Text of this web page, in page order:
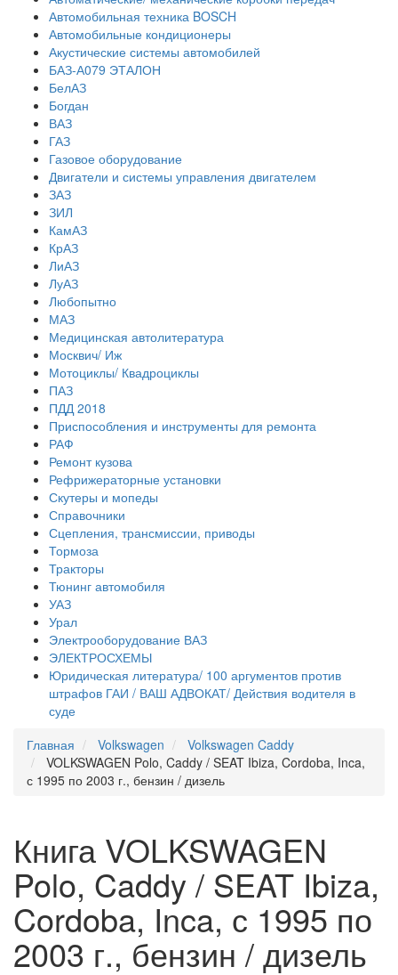
Автомобильная техника BOSCH
Автомобильные кондиционеры
Акустические системы автомобилей
БАЗ-А079 ЭТАЛОН
БелАЗ
Богдан
ВАЗ
ГАЗ
Газовое оборудование
Двигатели и системы управления двигателем
ЗАЗ
ЗИЛ
КамАЗ
КрАЗ
ЛиАЗ
ЛуАЗ
Любопытно
МАЗ
Медицинская автолитература
Москвич/ Иж
Мотоциклы/ Квадроциклы
ПАЗ
ПДД 2018
Приспособления и инструменты для ремонта
РАФ
Ремонт кузова
Рефрижераторные установки
Скутеры и мопеды
Справочники
Сцепления, трансмиссии, приводы
Тормоза
Тракторы
Тюнинг автомобиля
УАЗ
Урал
Электрооборудование ВАЗ
ЭЛЕКТРОСХЕМЫ
Юридическая литература/ 100 аргументов против
штрафов ГАИ / ВАШ АДВОКАТ/ Действия водителя в
суде
Главная
Volkswagen
Volkswagen Caddy
VOLKSWAGEN Polo, Caddy / SEAT Ibiza, Cordoba, Inca,
с 1995 по 2003 г., бензин / дизель
Книга VOLKSWAGEN
Polo, Caddy / SEAT Ibiza,
Cordoba, Inca, с 1995 по
2003 г., бензин / дизель